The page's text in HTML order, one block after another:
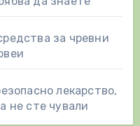
за чревни
лекарство,
не сте чували